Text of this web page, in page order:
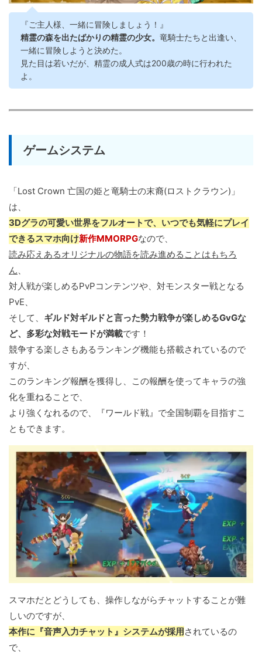
『ご主人様、一緒に冒険しましょう！』
精霊の森を出たばかりの精霊の少女。 竜騎士たちと出逢い、
一緒に冒険しようと決めた。
見た目は若いだが、精霊の成人式は200歳の時に行われた
よ。
ゲームシステム
「Lost Crown 亡国の姫と竜騎士の末裔(ロストクラウン)」
は、
3Dグラの可愛い世界をフルオートで、いつでも気軽にプレイ
できるスマホ向け新作MMORPGなので、
読み応えあるオリジナルの物語を読み進めることはもちろ
ん、
対人戦が楽しめるPvPコンテンツや、対モンスター戦となる
PvE、
そして、 ギルド対ギルドと言った勢力戦争が楽しめるGvGな
ど、多彩な対戦モードが満載です！
競争する楽しさもあるランキング機能も搭載されているので
すが、
このランキング報酬を獲得し、この報酬を使ってキャラの強
化を重ねることで、
より強くなれるので、『ワールド戦』で全国制覇を目指すこ
ともできます。
スマホだとどうしても、操作しながらチャットすることが難
しいのですが、
本作に『音声入力チャット』システムが採用 されているの
で、